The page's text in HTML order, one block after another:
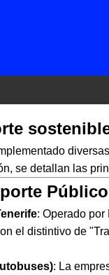
se detallan las
: Operado
el distintivo de
: La